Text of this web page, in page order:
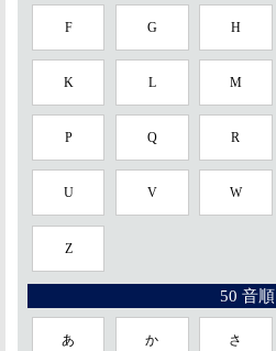
F G H
K L M
P Q R
U V W
Z
50 音順
あ か さ